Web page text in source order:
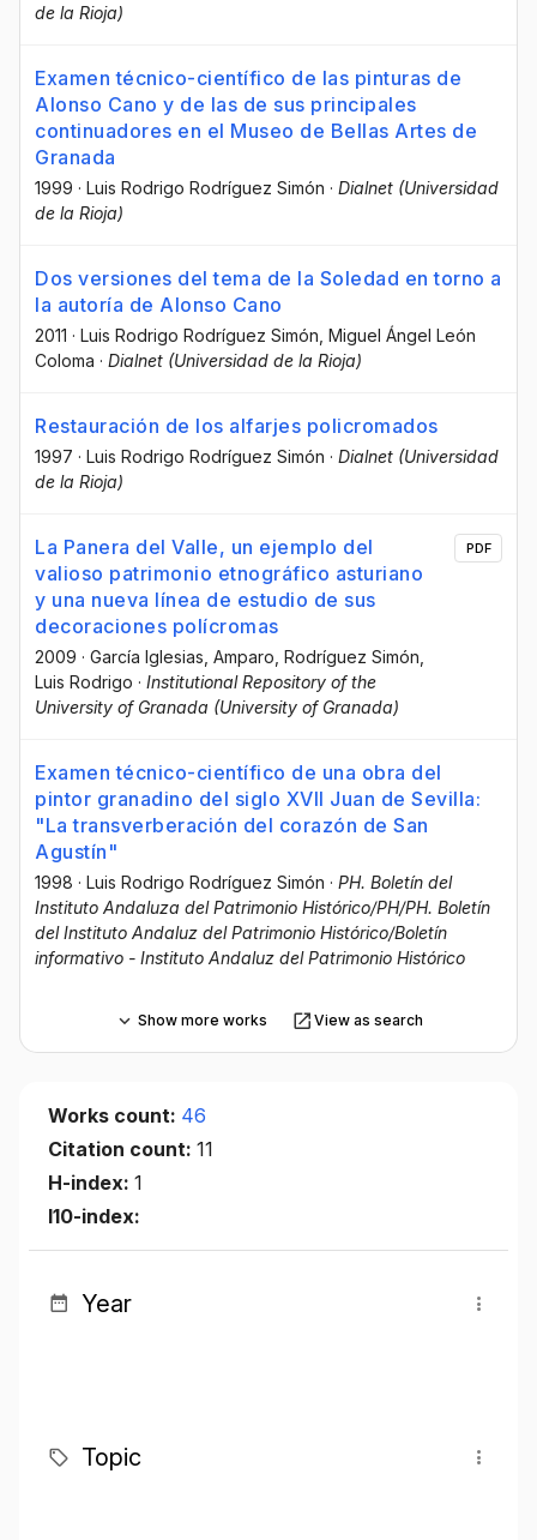
de la Rioja)
Examen técnico-científico de las pinturas de
Alonso Cano y de las de sus principales
continuadores en el Museo de Bellas Artes de
Granada
1999 · Luis Rodrigo Rodríguez Simón · Dialnet (Universidad
de la Rioja)
Dos versiones del tema de la Soledad en torno a
la autoría de Alonso Cano
2011 · Luis Rodrigo Rodríguez Simón , Miguel Ángel León
Coloma · Dialnet (Universidad de la Rioja)
Restauración de los alfarjes policromados
1997 · Luis Rodrigo Rodríguez Simón · Dialnet (Universidad
de la Rioja)
La Panera del Valle, un ejemplo del
valioso patrimonio etnográfico asturiano
y una nueva línea de estudio de sus
decoraciones polícromas
2009 · García Iglesias, Amparo , Rodríguez Simón,
Luis Rodrigo · Institutional Repository of the
University of Granada (University of Granada)
PDF
Examen técnico-científico de una obra del
pintor granadino del siglo XVII Juan de Sevilla:
"La transverberación del corazón de San
Agustín"
1998 · Luis Rodrigo Rodríguez Simón · PH. Boletín del
Instituto Andaluza del Patrimonio Histórico/PH/PH. Boletín
del Instituto Andaluz del Patrimonio Histórico/Boletín
informativo - Instituto Andaluz del Patrimonio Histórico
Show more works View as search
Works count: 46
Citation count: 11
H-index: 1
I10-index:
Year
Topic